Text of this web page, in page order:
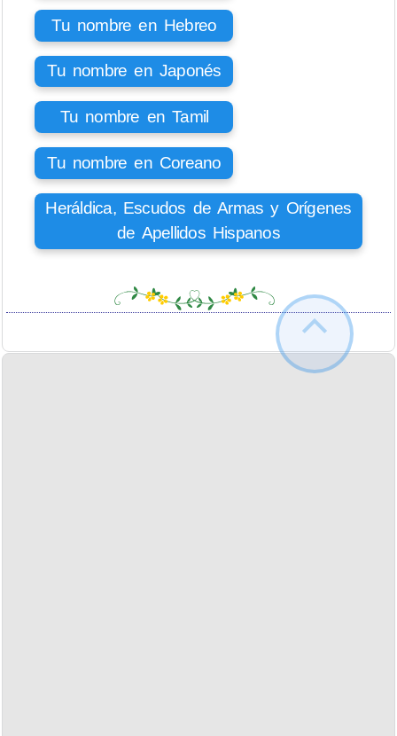
Tu nombre en Hebreo
Tu nombre en Japonés
Tu nombre en Tamil
Tu nombre en Coreano
Heráldica, Escudos de Armas y Orígenes
de Apellidos Hispanos